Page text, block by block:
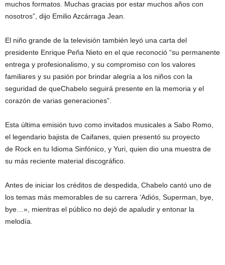
muchos formatos. Muchas gracias por estar muchos años con
nosotros”, dijo Emilio Azcárraga Jean.
El niño grande de la televisión también leyó una carta del
presidente Enrique Peña Nieto en el que reconoció “su permanente
entrega y profesionalismo, y su compromiso con los valores
familiares y su pasión por brindar alegría a los niños con la
seguridad de queChabelo seguirá presente en la memoria y el
corazón de varias generaciones”.
Esta última emisión tuvo como invitados musicales a Sabo Romo,
el legendario bajista de Caifanes, quien presentó su proyecto
de Rock en tu Idioma Sinfónico, y Yuri, quien dio una muestra de
su más reciente material discográfico.
Antes de iniciar los créditos de despedida, Chabelo cantó uno de
los temas más memorables de su carrera ‘Adiós, Superman, bye,
bye…», mientras el público no dejó de apaludir y entonar la
melodía.